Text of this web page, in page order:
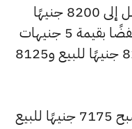
سجل سعر عيار 24 انخفاضًا ليصل إلى 8200 جنيهًا
للبيع و8120 جنيهًا للشراء، منخفضًا بقيمة 5 جنيهات
عن السعر السابق الذي كان 8205 جنيهًا للبيع و8125
وشهد سعر عيار 21 انخفاضًا ليصبح 7175 جنيهًا للبيع